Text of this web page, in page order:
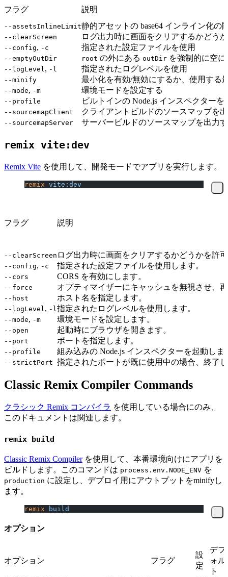
フラグ 説明
--assetsInlineLimit静的アセットの base64 インライン化の
--clearScreen ログ出力時に画面をクリアするかどうか
--config, -c 指定された設定ファイルを使用
--emptyOutDir root の外にある outDir を強制的に空に
--logLevel , -l 指定されたログレベルを使用
--minify 最小化を有効/無効にするか、使用する
--mode, -m 環境モードを設定する
--profile ビルトインの Node.js インスペクターを
--sourcemapClient クライアントビルドのソースマップを
--sourcemapServer サーバービルドのソースマップを出力
remix vite:dev
Remix Vite を使用して、開発モードでアプリを実行します。
remix vite:dev
フラグ 説明
--clearScreen ログ出力時に画面をクリアするかどうかを許
--config, -c 指定された設定ファイルを使用します。
--cors CORS を有効にします。
--force オプティマイザーにキャッシュを無視させ、
--host ホスト名を指定します。
--logLevel, -l指定されたログレベルを使用します。
--mode, -m 環境モードを設定します。
--open 起動時にブラウザを開きます。
--port ポートを指定します。
--profile 組み込みの Node.js インスペクターを起動しま
--strictPort 指定されたポートが既に使用中の場合、終了
Classic Remix Compiler Commands
クラシック Remix コンパイラ を使用している場合にのみ、
このドキュメントは関連します。
remix build
Classic Remix Compilerを使用して、本番環境向けにアプリを
ビルドします。このコマンドは process.env.NODE_ENV を
production に設定し、デプロイ用にアウトプットをminifyし
ます。
remix build
オプション
オプション フラグ
設
定
デフ
ォル
ト